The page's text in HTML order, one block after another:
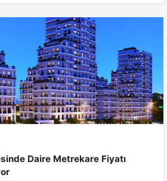
Daire Metrekare Fiyatı